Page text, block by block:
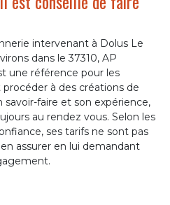
intervenant à Dolus Le
dans le 37310, AP
une référence pour les
à des créations de
savoir-faire et son expérience,
au rendez vous. Selon les
ses tarifs ne sont pas
assurer en lui demandant